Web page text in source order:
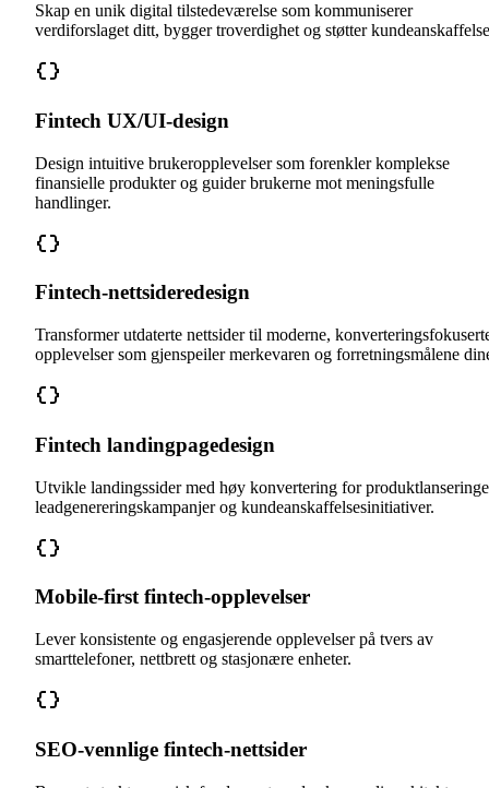
Skap en unik digital tilstedeværelse som kommuniserer
verdiforslaget ditt, bygger troverdighet og støtter
Fintech UX/UI-design
Design intuitive brukeropplevelser som forenkler komplekse
finansielle produkter og guider brukerne mot meningsfulle
handlinger.
Fintech-nettsideredesign
Transformer utdaterte nettsider til moderne,
opplevelser som gjenspeiler merkevaren og forretningsmålene
Fintech landingpagedesign
Utvikle landingssider med høy konvertering for
leadgenereringskampanjer og kundeanskaffelsesinitiativer.
Mobile-first fintech-opplevelser
Lever konsistente og engasjerende opplevelser på tvers av
smarttelefoner, nettbrett og stasjonære enheter.
SEO-vennlige fintech-nettsider